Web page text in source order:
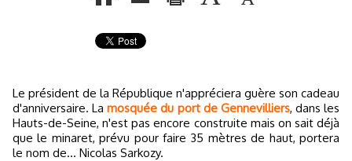
Le président de la République n'appréciera guère son cadeau
d'anniversaire. Lamosquée du port de Gennevilliers, dans les
Hauts-de-Seine, n'est pas encore construite mais on sait déjà
que le minaret, prévu pour faire 35 mètres de haut, portera
le nom de... Nicolas Sarkozy.